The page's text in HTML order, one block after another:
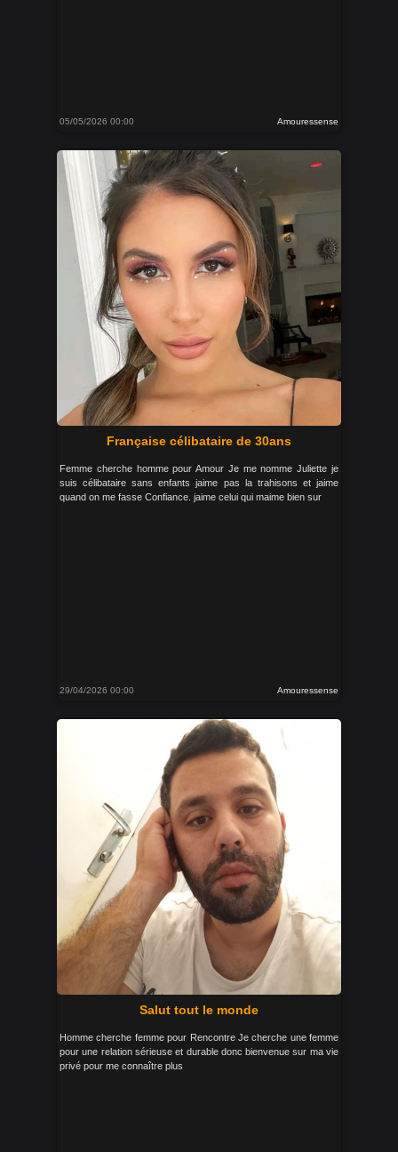
05/05/2026 00:00 Amouressense
Française célibataire de 30ans
Femme cherche homme pour Amour Je me nomme Juliette je
suis célibataire sans enfants jaime pas la trahisons et jaime
quand on me fasse Confiance. jaime celui qui maime bien sur
29/04/2026 00:00 Amouressense
Salut tout le monde
Homme cherche femme pour Rencontre Je cherche une femme
pour une relation sérieuse et durable donc bienvenue sur ma vie
privé pour me connaître plus